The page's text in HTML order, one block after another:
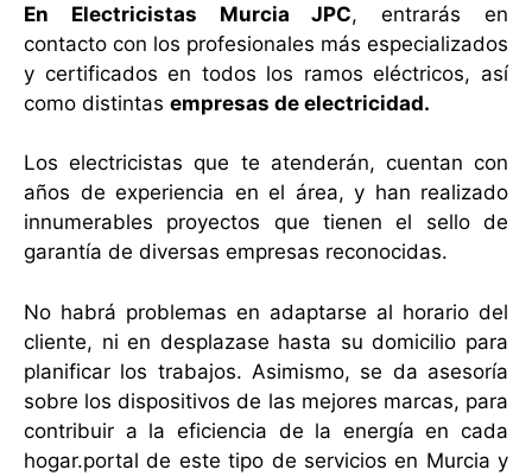
En Electricistas Murcia JPC, entrarás en
contacto con los profesionales más especializados
y certificados en todos los ramos eléctricos, así
como distintas empresas de electricidad.
Los electricistas que te atenderán, cuentan con
años de experiencia en el área, y han realizado
innumerables proyectos que tienen el sello de
garantía de diversas empresas reconocidas.
No habrá problemas en adaptarse al horario del
cliente, ni en desplazase hasta su domicilio para
planificar los trabajos. Asimismo, se da asesoría
sobre los dispositivos de las mejores marcas, para
contribuir a la eficiencia de la energía en cada
hogar.portal de este tipo de servicios en Murcia y